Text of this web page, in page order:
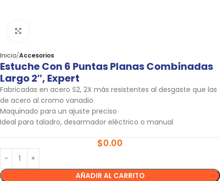
Inicio Accesorios
Estuche Con 6 Puntas Planas Combinadas
Largo 2″, Expert
Fabricadas en acero S2, 2X más resistentes al desgaste que las
de acero al cromo vanadio
Maquinado para un ajuste preciso
Ideal para taladro, desarmador eléctrico o manual
$0.00
AÑADIR AL CARRITO